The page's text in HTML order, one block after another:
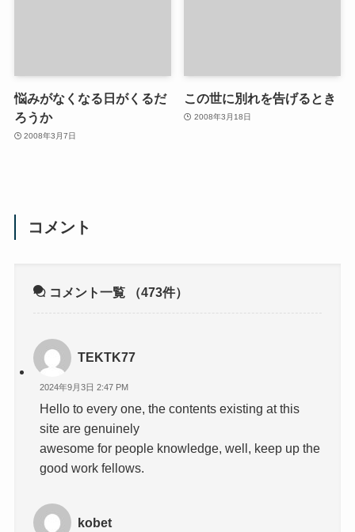
悩みがなくなる日がくるだ
ろうか
2008年3月7日
この世に別れを告げるとき
2008年3月18日
コメント
コメント一覧 （473件）
TEKTK77
2024年9月3日 2:47 PM
Hello to every one, the contents existing at this
site are genuinely
awesome for people knowledge, well, keep up the
good work fellows.
kobet